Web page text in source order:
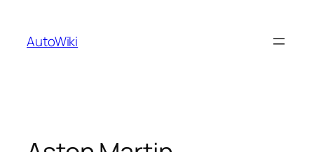
springen
AutoWiki